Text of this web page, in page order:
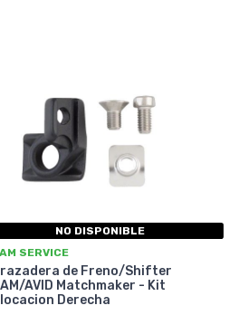
NO DISPONIBLE
SERVICE
de Freno/Shifter
AVID Matchmaker - Kit
Derecha